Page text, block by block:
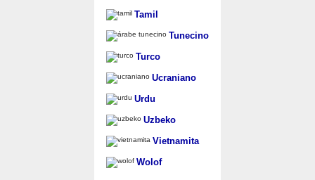
Tamil
Tunecino
Turco
Ucraniano
Urdu
Uzbeko
Vietnamita
Wolof